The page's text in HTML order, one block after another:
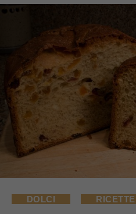
DOLCI